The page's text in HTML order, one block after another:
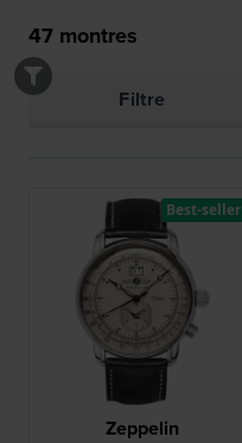
47 montres
Filtre
Zeppelin
Best-seller